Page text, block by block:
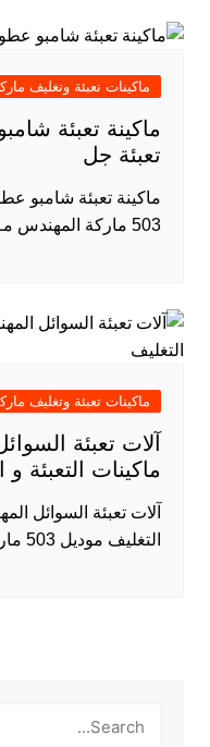
ماكينات تعبئة وتغليف
ماكينة تعبئة
تعبئة جل
ماكينة تعبئة شامبو
503 ماركة المهندس مــنسي لحام من
ماكينات تعبئة وتغليف
آلات تعبئة
ماكينات التعبئة و
آلات تعبئة السوائل
التغليف موديل 503 ماركة المهندس مــنسي لحام